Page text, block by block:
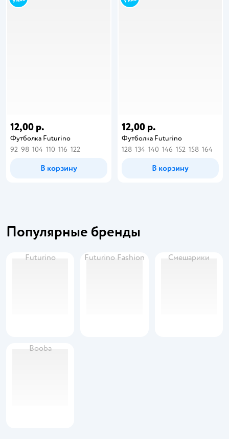
12,00 р.
Футболка Futurino
92 98 104 110 116 122
В корзину
12,00 р.
Футболка Futurino
128 134 140 146 152 158 164
В корзину
Популярные бренды
Futurino Futurino Fashion Смешарики
Booba